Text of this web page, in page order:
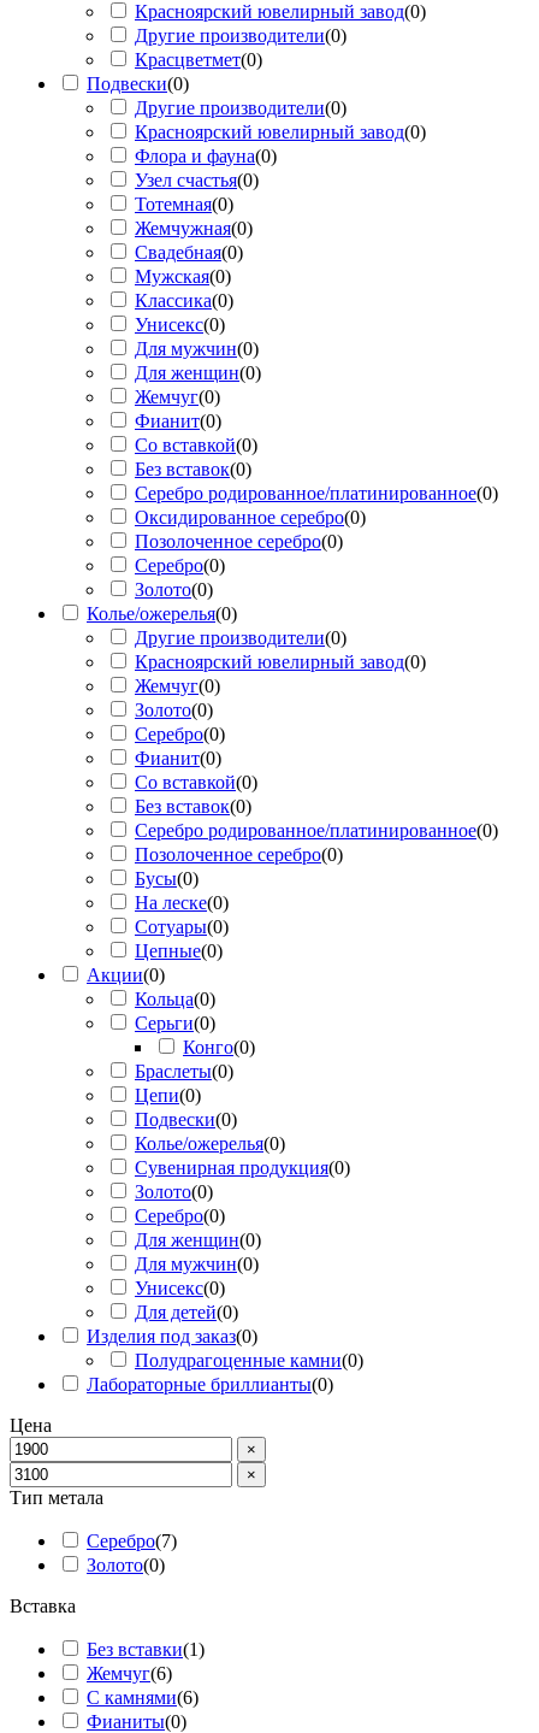
Красноярский ювелирный завод(0)
Другие производители(0)
Красцветмет(0)
Подвески(0)
Другие производители(0)
Красноярский ювелирный завод(0)
Флора и фауна(0)
Узел счастья(0)
Тотемная(0)
Жемчужная(0)
Свадебная(0)
Мужская(0)
Классика(0)
Унисекс(0)
Для мужчин(0)
Для женщин(0)
Жемчуг(0)
Фианит(0)
Со вставкой(0)
Без вставок(0)
Серебро родированное/платинированное(0)
Оксидированное серебро(0)
Позолоченное серебро(0)
Серебро(0)
Золото(0)
Колье/ожерелья(0)
Другие производители(0)
Красноярский ювелирный завод(0)
Жемчуг(0)
Золото(0)
Серебро(0)
Фианит(0)
Со вставкой(0)
Без вставок(0)
Серебро родированное/платинированное(0)
Позолоченное серебро(0)
Бусы(0)
На леске(0)
Сотуары(0)
Цепные(0)
Акции(0)
Кольца(0)
Серьги(0)
Конго(0)
Браслеты(0)
Цепи(0)
Подвески(0)
Колье/ожерелья(0)
Сувенирная продукция(0)
Золото(0)
Серебро(0)
Для женщин(0)
Для мужчин(0)
Унисекс(0)
Для детей(0)
Изделия под заказ(0)
Полудрагоценные камни(0)
Лабораторные бриллианты(0)
Цена
×
×
Тип метала
Серебро(7)
Золото(0)
Вставка
Без вставки(1)
Жемчуг(6)
С камнями(6)
Фианиты(0)